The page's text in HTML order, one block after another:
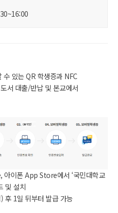
수 있는 QR 학생증과 NFC
서 대출/반납 및 본교에서
이폰 App Store에서 ‘국민대학교
및 설치
후 1일 뒤부터 발급 가능